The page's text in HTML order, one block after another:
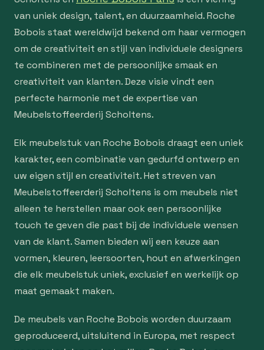
van uniek design, talent, en duurzaamheid. Roche
Bobois staat wereldwijd bekend om haar vermogen
om de creativiteit en stijl van individuele designers
te combineren met de persoonlijke smaak en
creativiteit van klanten. Deze visie vindt een
perfecte harmonie met de expertise van
Meubelstoffeerderij Scholtens.
Elk meubelstuk van Roche Bobois draagt een uniek
karakter, een combinatie van gedurfd ontwerp en
uw eigen stijl en creativiteit. Het streven van
Meubelstoffeerderij Scholtens is om meubels niet
alleen te herstellen maar ook een persoonlijke
touch te geven die past bij de individuele wensen
van de klant. Samen bieden wij een keuze aan
vormen, kleuren, leersoorten, hout en afwerkingen
die elk meubelstuk uniek, exclusief en werkelijk op
maat gemaakt maken.
De meubels van Roche Bobois worden duurzaam
geproduceerd, uitsluitend in Europa, met respect